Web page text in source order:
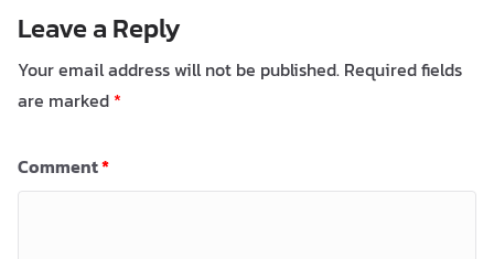
Leave a Reply
Your email address will not be published. Required fields
are marked *
Comment*